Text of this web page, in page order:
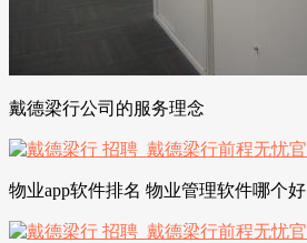
戴德梁行公司的服务理念
物业app软件排名 物业管理软件哪个好